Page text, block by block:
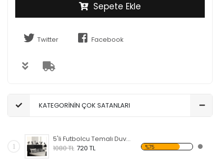
Sepete Ekle
Twitter Facebook
KATEGORİNİN ÇOK SATANLARI
1
5'li Futbolcu Temalı Duvar Sticker
1080 TL 720 TL %75